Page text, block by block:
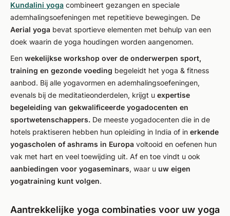
Kundalini yoga combineert gezangen en speciale
ademhalingsoefeningen met repetitieve bewegingen. De
Aerial yoga bevat sportieve elementen met behulp van een
doek waarin de yoga houdingen worden aangenomen.
Een wekelijkse workshop over de onderwerpen sport,
training en gezonde voeding begeleidt het yoga & fitness
aanbod. Bij alle yogavormen en ademhalingsoefeningen,
evenals bij de meditatieonderdelen, krijgt u expertise
begeleiding van gekwalificeerde yogadocenten en
sportwetenschappers. De meeste yogadocenten die in de
hotels praktiseren hebben hun opleiding in India of in erkende
yogascholen of ashrams in Europa voltooid en oefenen hun
vak met hart en veel toewijding uit. Af en toe vindt u ook
aanbiedingen voor yogaseminars, waar u uw eigen
yogatraining kunt volgen.
Aantrekkelijke yoga combinaties voor uw yoga